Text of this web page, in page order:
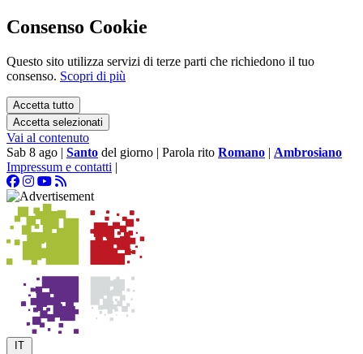
Consenso Cookie
Questo sito utilizza servizi di terze parti che richiedono il tuo
consenso. Scopri di più
Accetta tutto
Accetta selezionati
Vai al contenuto
Sab 8 ago | Santo del giorno | Parola rito Romano | Ambrosiano
Impressum e contatti |
IT